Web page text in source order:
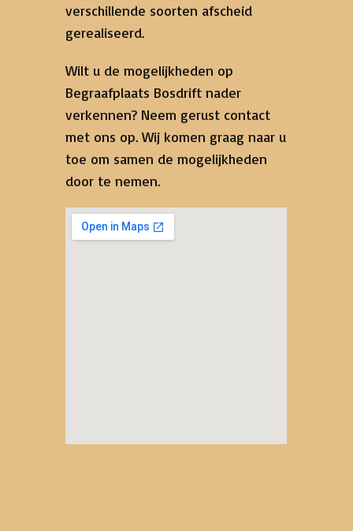
verschillende soorten afscheid
gerealiseerd.
Wilt u de mogelijkheden op
Begraafplaats Bosdrift nader
verkennen? Neem gerust contact
met ons op. Wij komen graag naar u
toe om samen de mogelijkheden
door te nemen.